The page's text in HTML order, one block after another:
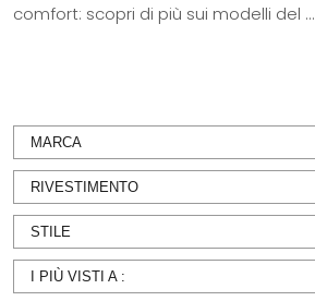
comfort: scopri di più sui modelli del ...
MARCA
RIVESTIMENTO
STILE
I PIÙ VISTI A :